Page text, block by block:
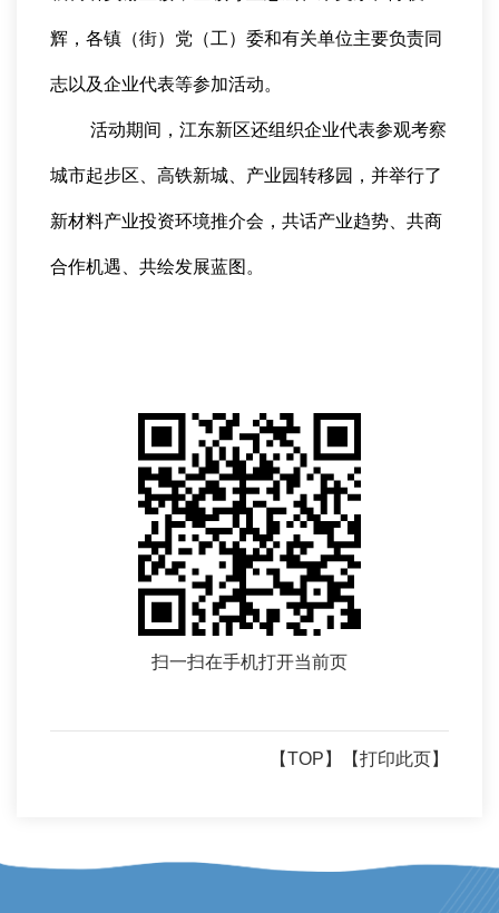
辉，各镇（街）党（工）委和有关单位主要负责同
志以及企业代表等参加活动。
活动期间，江东新区还组织企业代表参观考察
城市起步区、高铁新城、产业园转移园，并举行了
新材料产业投资环境推介会，共话产业趋势、共商
合作机遇、共绘发展蓝图。
扫一扫在手机打开当前页
【TOP】 【打印此页】